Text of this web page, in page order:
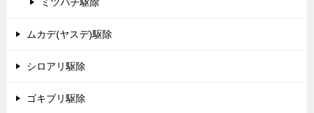
ムカデ(ヤスデ)駆除
シロアリ駆除
ゴキブリ駆除